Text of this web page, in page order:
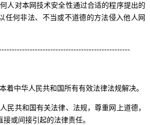
人对本网技术安全性通过合适的程序提出的
任何非法、不当或不道德的方法侵入他人网
着中华人民共和国所有有效法律法规解决。
民共和国有关法律、法规，尊重网上道德，
或间接引起的法律责任。